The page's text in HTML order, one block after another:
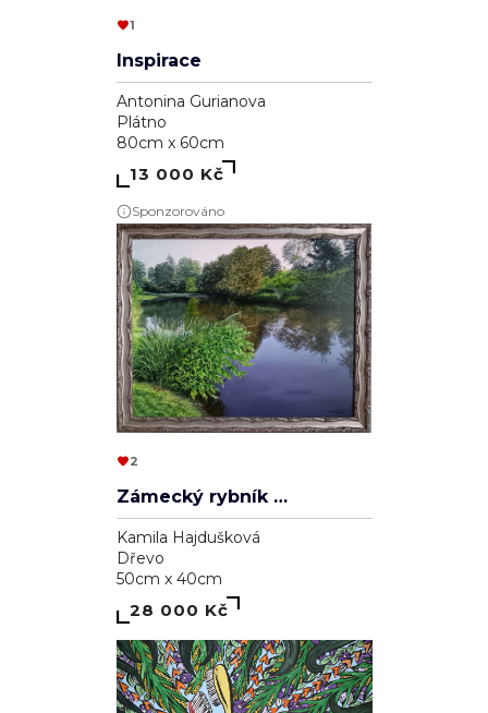
1
Inspirace
Antonina Gurianova
Plátno
80cm x 60cm
13 000 Kč
Sponzorováno
2
Zámecký rybník v Lednici
Kamila Hajdušková
Dřevo
50cm x 40cm
28 000 Kč